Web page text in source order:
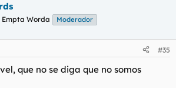
Empta Worda Moderador
#35
que no se diga que no somos